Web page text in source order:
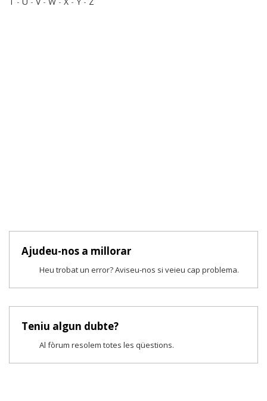
Ajudeu-nos a millorar
Heu trobat un error? Aviseu-nos si veieu cap problema.
Teniu algun dubte?
Al fòrum resolem totes les qüestions.